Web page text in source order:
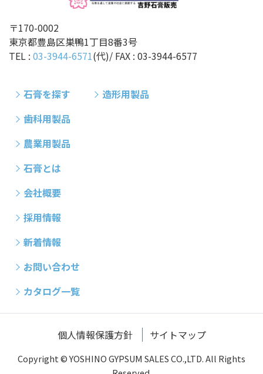
〒170-0002
東京都豊島区巣鴨1丁目8番3号
TEL : 03-3944-6571(代)/ FAX : 03-3944-6577
石膏を探す
造形用製品
歯科用製品
農業用製品
石膏とは
会社概要
採用情報
新着情報
お問い合わせ
カタログ一覧
個人情報保護方針 サイトマップ
Copyright © YOSHINO GYPSUM SALES CO.,LTD. All Rights